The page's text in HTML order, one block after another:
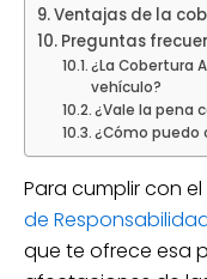
Ventajas de la
Preguntas
¿La Cobertura
vehículo?
¿Vale la pena
¿Cómo puedo
Para cumplir con
de
que te ofrece esa